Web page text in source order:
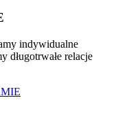
indywidualne
długotrwałe relacje